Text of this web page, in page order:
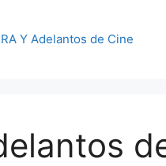
Y Adelantos de Cine